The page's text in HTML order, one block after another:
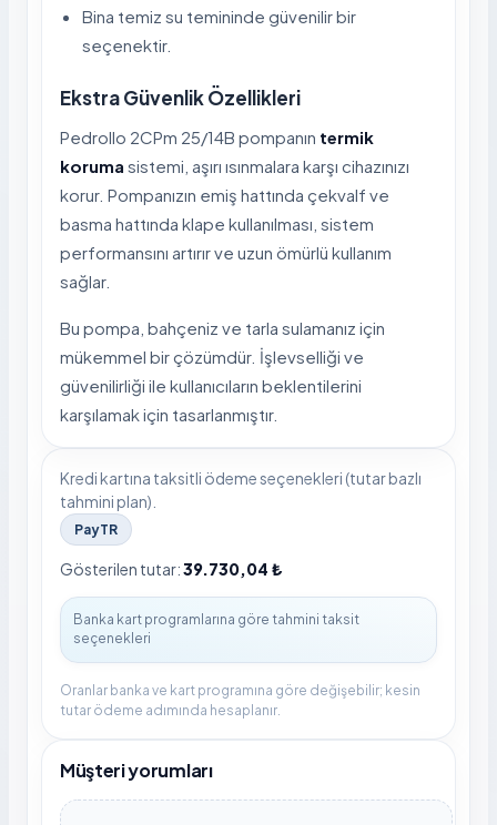
Bina temiz su temininde güvenilir bir
seçenektir.
Ekstra Güvenlik Özellikleri
Pedrollo 2CPm 25/14B pompanın termik
koruma sistemi, aşırı ısınmalara karşı cihazınızı
korur. Pompanızın emiş hattında çekvalf ve
basma hattında klape kullanılması, sistem
performansını artırır ve uzun ömürlü kullanım
sağlar.
Bu pompa, bahçeniz ve tarla sulamanız için
mükemmel bir çözümdür. İşlevselliği ve
güvenilirliği ile kullanıcıların beklentilerini
karşılamak için tasarlanmıştır.
Kredi kartına taksitli ödeme seçenekleri (tutar bazlı
tahmini plan).
PayTR
Gösterilen tutar:39.730,04 ₺
Oranlar banka ve kart programına göre değişebilir; kesin
tutar ödeme adımında hesaplanır.
Müşteri yorumları